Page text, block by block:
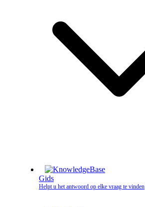
Gids
Helpt u het antwoord op elke vraag te vinden